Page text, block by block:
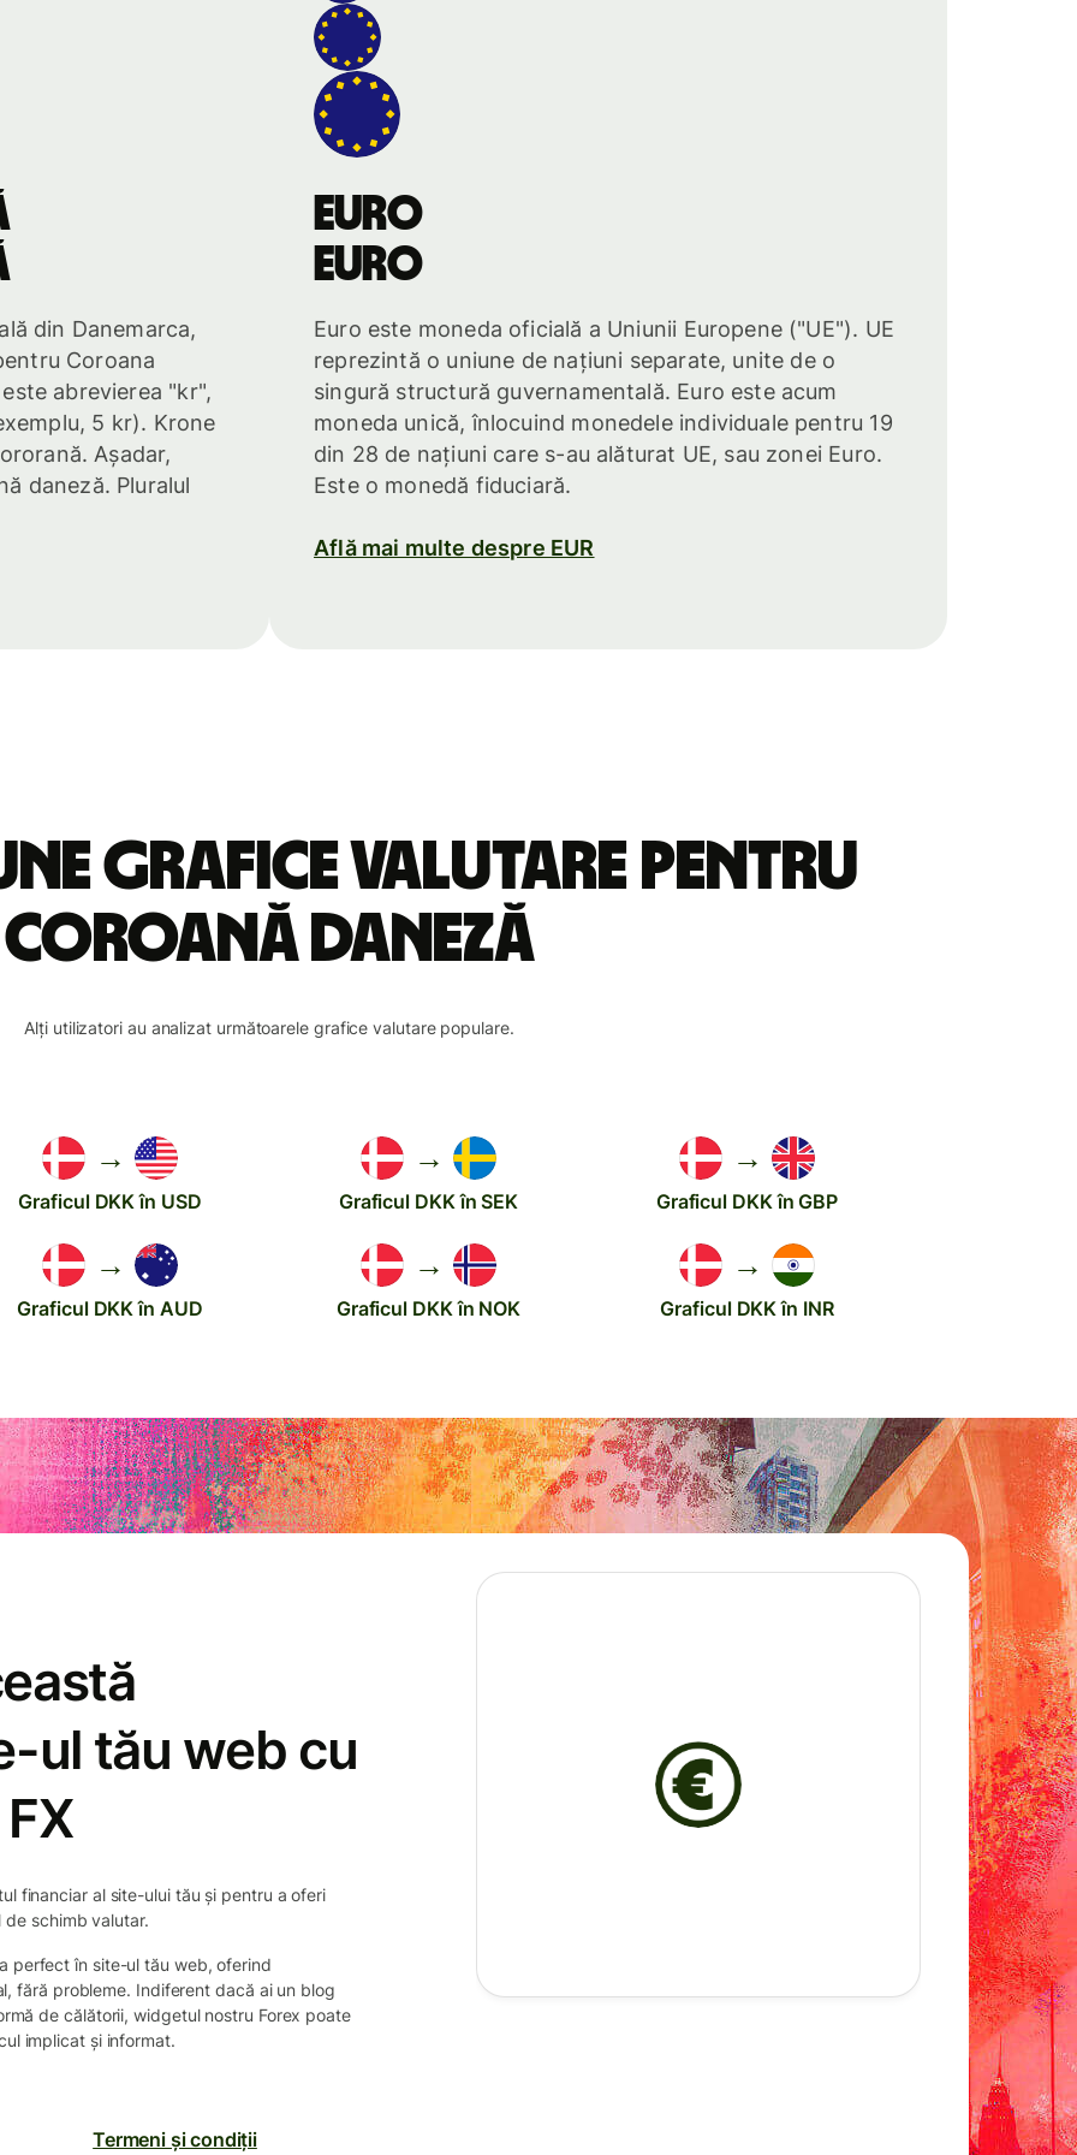
din Danemarca,
Coroana
abrevierea "kr",
5 kr). Krone
Așadar,
daneză. Pluralul
euro
euro
Euro este moneda oficială a Uniunii Europene ("UE"). UE
reprezintă o uniune de națiuni separate, unite de o
singură structură guvernamentală. Euro este acum
moneda unică, înlocuind monedele individuale pentru 19
din 28 de națiuni care s-au alăturat UE, sau zonei Euro.
Este o monedă fiduciară.
Află mai multe despre EUR
grafice valutare pentru
coroană daneză
Alți utilizatori au analizat următoarele grafice valutare populare.
→
Graficul DKK în USD
→
Graficul DKK în SEK
→
Graficul DKK în GBP
→
Graficul DKK în AUD
→
Graficul DKK în NOK
→
Graficul DKK în INR
ul tău web cu
financiar al site-ului tău și pentru a oferi
schimb valutar.
perfect în site-ul tău web, oferind
fără probleme. Indiferent dacă ai un blog
de călătorii, widgetul nostru Forex poate
implicat și informat.
Termeni și condiții